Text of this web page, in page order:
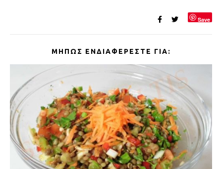
Save
ΜΉΠΩΣ ΕΝΔΙΑΦΈΡΕΣΤΕ ΓΙΑ: